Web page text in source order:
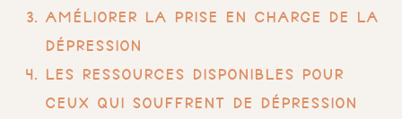
Améliorer la Prise en Charge de la
Dépression
Les ressources disponibles pour
ceux qui souffrent de dépression